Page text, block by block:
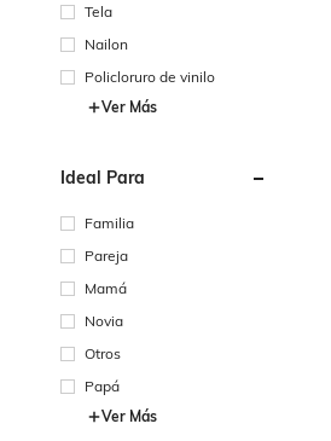
Tela
Nailon
Policloruro de vinilo
Ver Más
Ideal Para
Familia
Pareja
Mamá
Novia
Otros
Papá
Ver Más